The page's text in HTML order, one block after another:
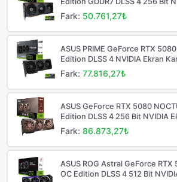
Fark: 50.761,27₺
ASUS PRIME GeForce RTX
Edition DLSS 4 NVIDIA Ekran
Fark:77.816,27₺
ASUS GeForce RTX 5080
Edition DLSS 4 256 Bit NVIDIA
Fark:86.873,27₺
ASUS ROG Astral GeForce RTX
OC Edition DLSS 4 512 Bit